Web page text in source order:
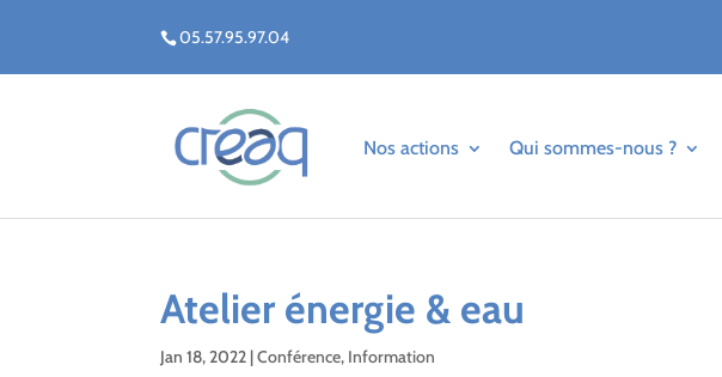
05.57.95.97.04
Nos actions Qui sommes-nous ?
Atelier énergie & eau
Jan 18, 2022 |Conférence, Information